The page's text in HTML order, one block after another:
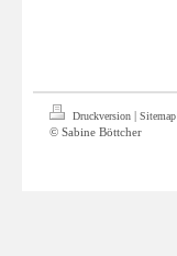
Druckversion | Sitemap
© Sabine Böttcher